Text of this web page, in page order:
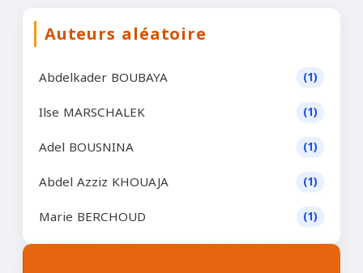
Auteurs aléatoire
Abdelkader BOUBAYA (1)
Ilse MARSCHALEK (1)
Adel BOUSNINA (1)
Abdel Azziz KHOUAJA (1)
Marie BERCHOUD (1)